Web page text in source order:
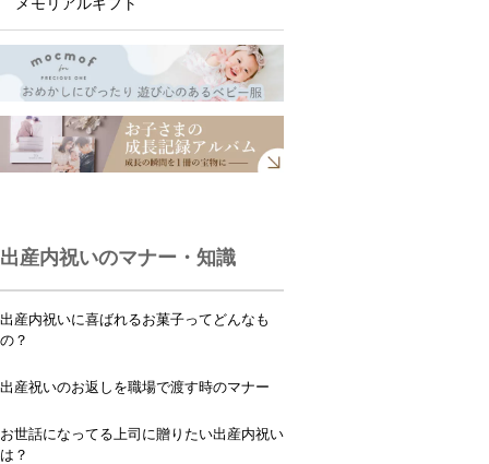
出産内祝いのマナー・知識
出産内祝いに喜ばれるお菓子ってどんなも
の？
出産祝いのお返しを職場で渡す時のマナー
お世話になってる上司に贈りたい出産内祝い
は？